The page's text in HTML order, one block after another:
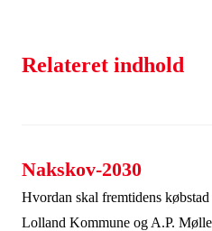
Relateret indhold
Nakskov-2030
Hvordan skal fremtidens
Lolland Kommune og A.P.